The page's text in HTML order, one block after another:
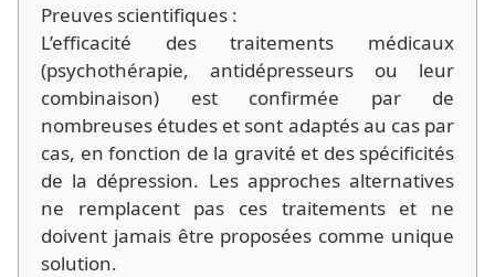
Preuves scientifiques :
L’efficacité des traitements médicaux
(psychothérapie, antidépresseurs ou leur
combinaison) est confirmée par de
nombreuses études et sont adaptés au cas par
cas, en fonction de la gravité et des spécificités
de la dépression. Les approches alternatives
ne remplacent pas ces traitements et ne
doivent jamais être proposées comme unique
solution.